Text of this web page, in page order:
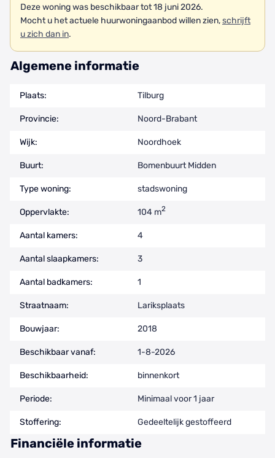
Deze woning was beschikbaar tot 18 juni 2026.
Mocht u het actuele huurwoningaanbod willen zien,schrijft
u zich dan in.
Algemene informatie
Plaats: Tilburg
Provincie: Noord-Brabant
Wijk: Noordhoek
Buurt: Bomenbuurt Midden
Type woning: stadswoning
Oppervlakte: 104 m2
Aantal kamers: 4
Aantal slaapkamers: 3
Aantal badkamers: 1
Straatnaam: Lariksplaats
Bouwjaar: 2018
Beschikbaar vanaf: 1-8-2026
Beschikbaarheid: binnenkort
Periode: Minimaal voor 1 jaar
Stoffering: Gedeeltelijk gestoffeerd
Financiële informatie